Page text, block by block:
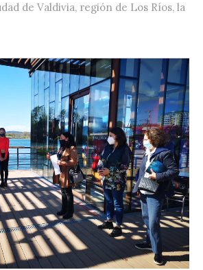
de Valdivia, región de Los Ríos, la